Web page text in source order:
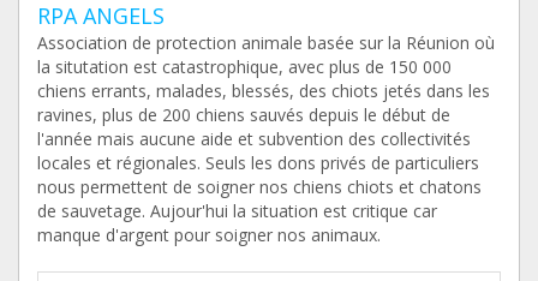
RPA ANGELS
Association de protection animale basée sur la Réunion où
la situtation est catastrophique, avec plus de 150 000
chiens errants, malades, blessés, des chiots jetés dans les
ravines, plus de 200 chiens sauvés depuis le début de
l'année mais aucune aide et subvention des collectivités
locales et régionales. Seuls les dons privés de particuliers
nous permettent de soigner nos chiens chiots et chatons
de sauvetage. Aujour'hui la situation est critique car
manque d'argent pour soigner nos animaux.